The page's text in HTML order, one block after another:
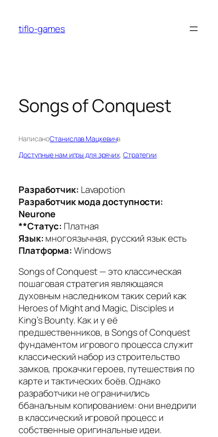
содержимому
tiflo-games
Songs of Conquest
НаписаноСтанислав Мацкевичв
Доступные нам игры для зрячих, Стратегии
Разработчик: Lavapotion
Разработчик мода доступности:
Neurone
**Статус: Платная
Язык:многоязычная, русский язык есть
Платформа:Windows
Songs of Conquest — это классическая
пошаговая стратегия являющаяся
духовным наследником таких серий как
Heroes of Might and Magic, Disciples и
King’s Bounty. Как и у её
предшественников, в Songs of Conquest
фундаментом игрового процесса служит
классический набор из строительство
замков, прокачки героев, путешествия по
карте и тактических боёв. Однако
разработчики не ограничились
ббанальным копированием: они внедрили
в классический игровой процесс и
собственные оригинальные идеи.